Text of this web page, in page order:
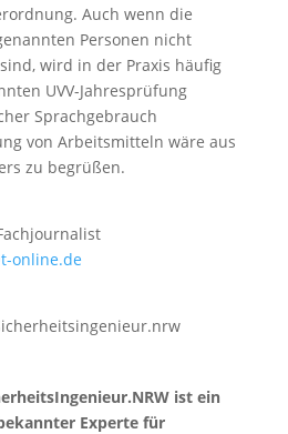
Auch wenn die
Personen nicht
wird in der Praxis häufig
UVV-Jahresprüfung
Sprachgebrauch
von Arbeitsmitteln wäre aus
zu begrüßen.
online.de
ist ein
Experte für